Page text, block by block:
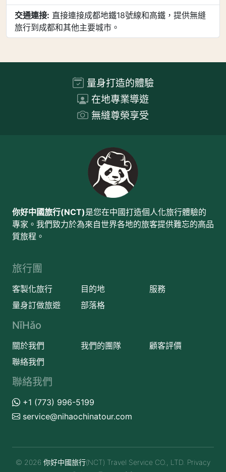
交通連接: 直接連接成都地鐵18號線和高鐵，提供無縫
旅行到成都和其他主要城市。
量身打造的體驗
在地專業導遊
無縫尊榮享受
你好中國旅行(NCT)是您在中國打造個人化旅行體驗的
專家。我們致力於為來自世界各地的旅客提供難忘的高品
質旅程。
旅行團
客製化旅行 目的地
服務
量身訂做旅遊
部落格
NǐHǎo
關於我們 我們的團隊
顧客評價
聯絡我們
聯絡我們
+1 (773) 996-5199
service@nihaochinatour.com
© 2026 你好中國旅行(NCT) Travel Service CO., LTD. Privacy